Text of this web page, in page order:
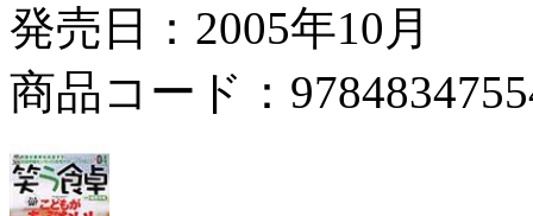
発売日：2005年10月
商品コード：